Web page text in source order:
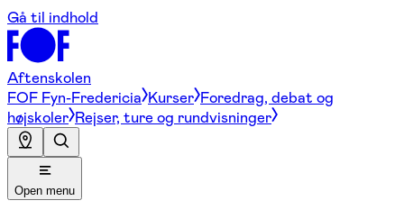
Gå til indhold
Aftenskolen
FOF Fyn-Fredericia Kurser Foredrag, debat og
højskoler Rejser, ture og rundvisninger
Open menu